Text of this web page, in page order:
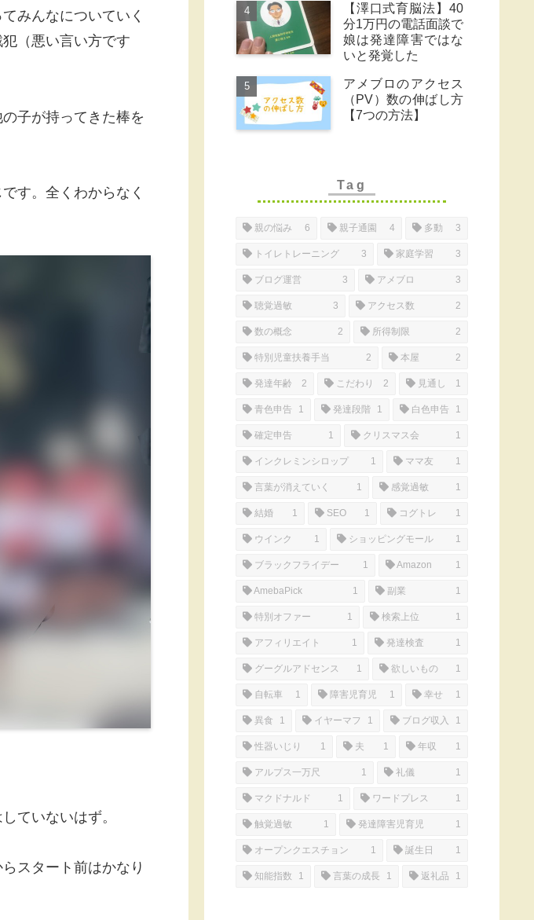
みんなについていく
（悪い言い方です
子が持ってきた棒を
す。全くわからなく
ていないはず。
スタート前はかなり
【澤口式育脳法】40
分1万円の電話面談で
娘は発達障害ではな
いと発覚した
アメブロのアクセス
（PV）数の伸ばし方
【7つの方法】
Tag
親の悩み 6 親子通園 4 多動 3
トイレトレーニング 3 家庭学習 3
ブログ運営 3 アメブロ 3
聴覚過敏 3 アクセス数 2
数の概念 2 所得制限 2
特別児童扶養手当 2 本屋 2
発達年齢 2 こだわり 2 見通し 1
青色申告 1 発達段階 1 白色申告 1
確定申告 1 クリスマス会 1
インクレミンシロップ 1 ママ友 1
言葉が消えていく 1 感覚過敏 1
結婚 1 SEO 1 コグトレ 1
ウインク 1 ショッピングモール 1
ブラックフライデー 1 Amazon 1
AmebaPick 1 副業 1
特別オファー 1 検索上位 1
アフィリエイト 1 発達検査 1
グーグルアドセンス 1 欲しいもの 1
自転車 1 障害児育児 1 幸せ 1
異食 1 イヤーマフ 1 ブログ収入 1
性器いじり 1 夫 1 年収 1
アルプス一万尺 1 礼儀 1
マクドナルド 1 ワードプレス 1
触覚過敏 1 発達障害児育児 1
オープンクエスチョン 1 誕生日 1
知能指数 1 言葉の成長 1 返礼品 1